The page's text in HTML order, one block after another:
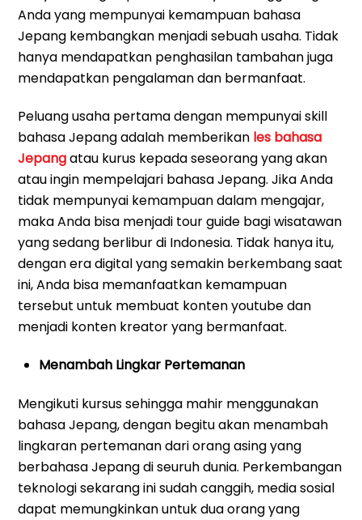
Anda yang mempunyai kemampuan bahasa
Jepang kembangkan menjadi sebuah usaha. Tidak
hanya mendapatkan penghasilan tambahan juga
mendapatkan pengalaman dan bermanfaat.
Peluang usaha pertama dengan mempunyai skill
bahasa Jepang adalah memberikan les bahasa
Jepangatau kurus kepada seseorang yang akan
atau ingin mempelajari bahasa Jepang. Jika Anda
tidak mempunyai kemampuan dalam mengajar,
maka Anda bisa menjadi tour guide bagi wisatawan
yang sedang berlibur di Indonesia. Tidak hanya itu,
dengan era digital yang semakin berkembang saat
ini, Anda bisa memanfaatkan kemampuan
tersebut untuk membuat konten youtube dan
menjadi konten kreator yang bermanfaat.
Menambah Lingkar Pertemanan
Mengikuti kursus sehingga mahir menggunakan
bahasa Jepang, dengan begitu akan menambah
lingkaran pertemanan dari orang asing yang
berbahasa Jepang di seuruh dunia. Perkembangan
teknologi sekarang ini sudah canggih, media sosial
dapat memungkinkan untuk dua orang yang